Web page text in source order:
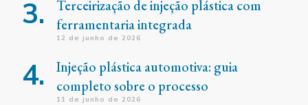
Terceirização de injeção plástica com
ferramentaria integrada
12 de junho de 2026
Injeção plástica automotiva: guia
completo sobre o processo
11 de junho de 2026